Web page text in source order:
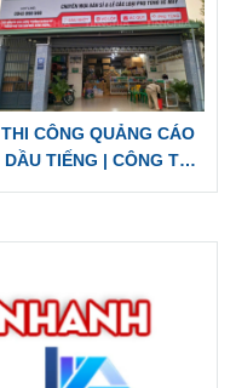
THI CÔNG QUẢNG CÁO
DẦU TIẾNG | CÔNG TY